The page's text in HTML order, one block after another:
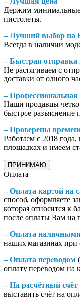
Держим
пистолеты.
– Лучший выбор на
Всегда в наличии
– Быстрая отправка
Не растягиваем с
доставки от одного
– Профессиональная
Наши продавцы четко
быстрое разъяснение
– Проверены
Работаем с 2018
площадках и имеем
ПРИНИМАЮ
Оплата
– Оплата картой на
способ, оформляете
которая относится к
после оплаты Вам на
– Оплата наличными
наших магазинах при
– Оплата переводом
оплату переводом
– На расчётный счёт
выставить счёт на